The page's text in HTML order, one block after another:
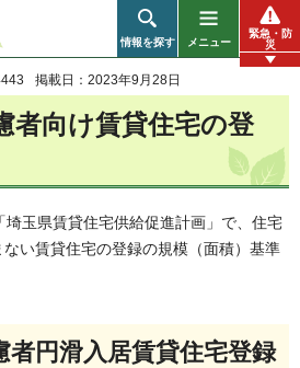
情報を探す メニュー
緊急・防
災
掲載日：2023年9月28日
者向け賃貸住宅の登
玉県賃貸住宅供給促進計画」で、住宅
い賃貸住宅の登録の規模（面積）基準
者円滑入居賃貸住宅登録